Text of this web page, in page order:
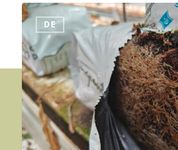
DE